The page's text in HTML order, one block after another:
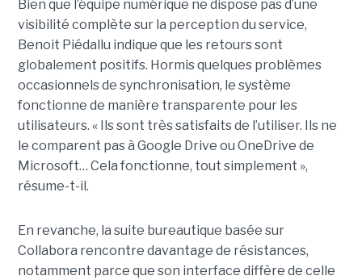
Bien que l’équipe numérique ne dispose pas d’une
visibilité complète sur la perception du service,
Benoit Piédallu indique que les retours sont
globalement positifs. Hormis quelques problèmes
occasionnels de synchronisation, le système
fonctionne de manière transparente pour les
utilisateurs. « Ils sont très satisfaits de l’utiliser. Ils ne
le comparent pas à Google Drive ou OneDrive de
Microsoft… Cela fonctionne, tout simplement »,
résume-t-il.
En revanche, la suite bureautique basée sur
Collabora rencontre davantage de résistances,
notamment parce que son interface diffère de celle